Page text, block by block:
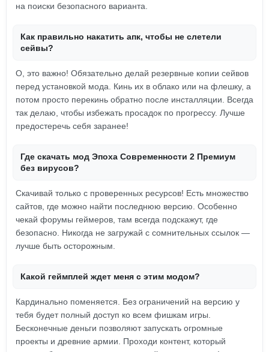
на поиски безопасного варианта.
Как правильно накатить апк, чтобы не слетели
сейвы?
О, это важно! Обязательно делай резервные копии сейвов
перед установкой мода. Кинь их в облако или на флешку, а
потом просто перекинь обратно после инсталляции. Всегда
так делаю, чтобы избежать просадок по прогрессу. Лучше
предостеречь себя заранее!
Где скачать мод Эпоха Современности 2 Премиум
без вирусов?
Скачивай только с проверенных ресурсов! Есть множество
сайтов, где можно найти последнюю версию. Особенно
чекай форумы геймеров, там всегда подскажут, где
безопасно. Никогда не загружай с сомнительных ссылок —
лучше быть осторожным.
Какой геймплей ждет меня с этим модом?
Кардинально поменяется. Без ограничений на версию у
тебя будет полный доступ ко всем фишкам игры.
Бесконечные деньги позволяют запускать огромные
проекты и древние армии. Проходи контент, который